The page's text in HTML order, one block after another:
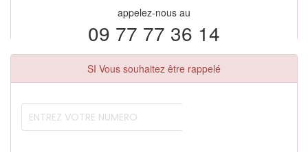
appelez-nous au
09 77 77 36 14
SI Vous souhaitez être rappelé